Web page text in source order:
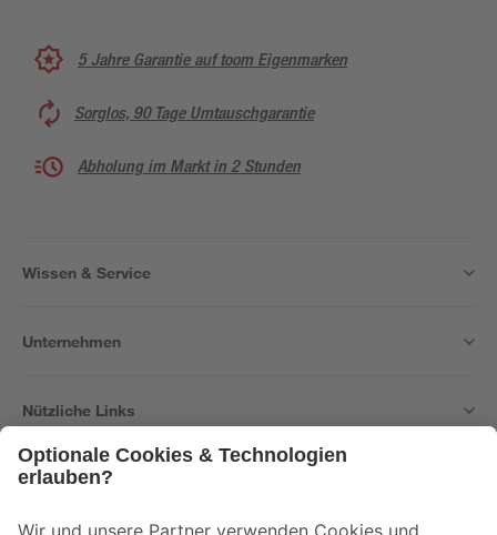
5 Jahre Garantie auf toom Eigenmarken
Sorglos, 90 Tage Umtauschgarantie
Abholung im Markt in 2 Stunden
Wissen & Service
Unternehmen
Nützliche Links
Der toom Newsletter: Keine Angebote und Aktionen mehr verpassen!